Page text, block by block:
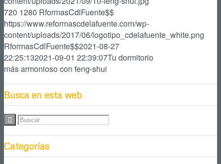
720 1280 RformasCdlFuente$$
https://www.reformascdelafuente.com/wp-
content/uploads/2017/06/logotipo_cdelafuente_white.png
RformasCdlFuente$$2021-08-27
22:25:132021-09-01 22:39:07Tu dormitorio
más armonioso con feng-shui
Busca en esta web
Categorías